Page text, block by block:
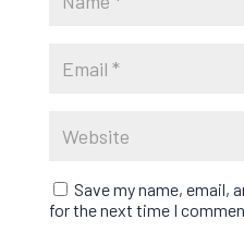
Save my name, email,
for the next time I